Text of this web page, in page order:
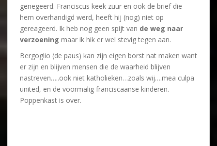
genegeerd. Franciscus keek zuur en ook de brief die
hem overhandigd werd, heeft hij (nog) niet op
gereageerd. Ik heb nog geen spijt van de weg naar
verzoening maar ik hik er wel stevig tegen aan.
Bergoglio (de paus) kan zijn eigen borst nat maken want
er zijn en blijven mensen die de waarheid blijven
nastreven…..ook niet katholieken…zoals wij….mea culpa
united, en de voormalig franciscaanse kinderen.
Poppenkast is over.